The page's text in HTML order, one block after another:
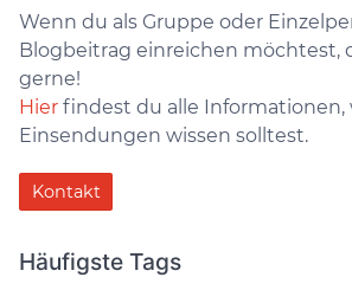
Wenn du als Gruppe oder
Blogbeitrag einreichen möchtest,
gerne!
Hier findest du alle Informationen,
Einsendungen wissen solltest.
Kontakt
Häufigste Tags